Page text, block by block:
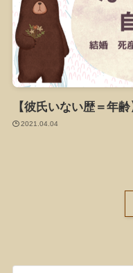
【彼氏いない歴＝年
2021.04.04